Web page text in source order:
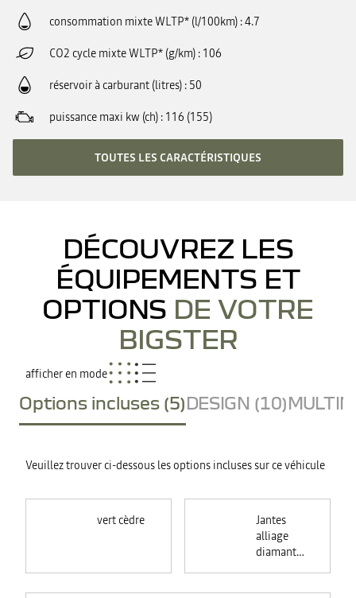
consommation mixte WLTP* (l/100km) 4.7
CO2 cycle mixte WLTP* (g/km) 106
réservoir à carburant (litres) 50
puissance maxi kw (ch) 116 (155)
TOUTES LES CARACTÉRISTIQUES
DÉCOUVREZ LES
ÉQUIPEMENTS ET
OPTIONS DE VOTRE
BIGSTER
afficher en mode
Options incluses (5)DESIGN (10)
Veuillez trouver ci-dessous les options incluses sur ce véhicule
vert cèdre
Jantes
alliage
diamantées